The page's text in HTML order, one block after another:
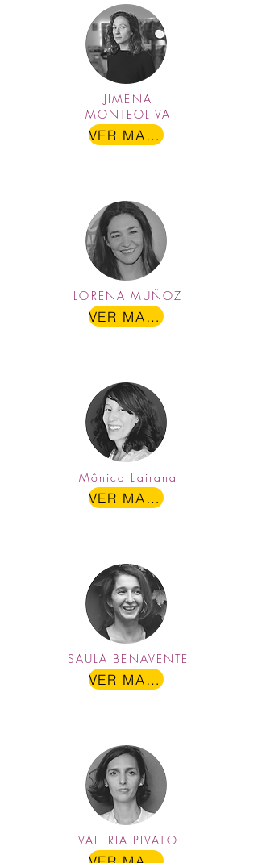
JIMENA
MONTEOLIVA
VER MAIS
LORENA MUÑOZ
VER MAIS
Mônica Lairana
VER MAIS
SAULA BENAVENTE
VER MAIS
VALERIA PIVATO